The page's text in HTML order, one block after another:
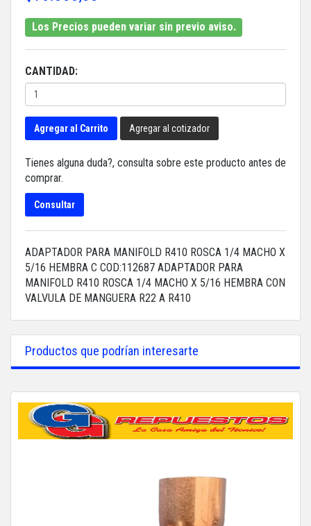
Los Precios pueden variar sin previo aviso.
CANTIDAD:
Agregar al Carrito Agregar al cotizador
Tienes alguna duda?, consulta sobre este producto antes de
comprar.
Consultar
ADAPTADOR PARA MANIFOLD R410 ROSCA 1/4 MACHO X
5/16 HEMBRA C COD:112687 ADAPTADOR PARA
MANIFOLD R410 ROSCA 1/4 MACHO X 5/16 HEMBRA CON
VALVULA DE MANGUERA R22 A R410
Productos que podrían interesarte